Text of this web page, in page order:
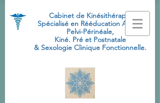
Cabinet de Kinésithérapie
Spécialisé en Rééducation Abdo-
Pelvi-Périnéale,
Kiné. Pré et Postnatale
& Sexologie Clinique Fonctionnelle.